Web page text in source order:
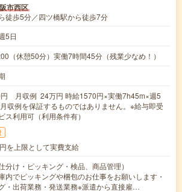
市西区
徒歩5分／四ツ橋駅から徒歩7分
5日
（休憩50分）実働7時間45分（残業少なめ！）
月収例 24万円 時給1570円×実働7h45m×週5
収例を保証するものではありません。※給与即受
ス利用可（利用条件有）
を上限として実費支給
分け・ピッキング・検品、商品管理）
内でピッキングや梱包のお仕事をお願いします・
・出荷業務・発送業務※派遣から直接雇…